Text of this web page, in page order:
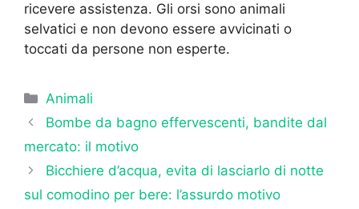
ricevere assistenza. Gli orsi sono animali
selvatici e non devono essere avvicinati o
toccati da persone non esperte.
Categorie
Animali
Bombe da bagno effervescenti, bandite dal
mercato: il motivo
Bicchiere d’acqua, evita di lasciarlo di notte
sul comodino per bere: l’assurdo motivo